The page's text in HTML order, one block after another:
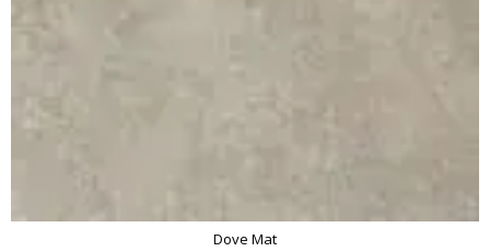
Dove Mat